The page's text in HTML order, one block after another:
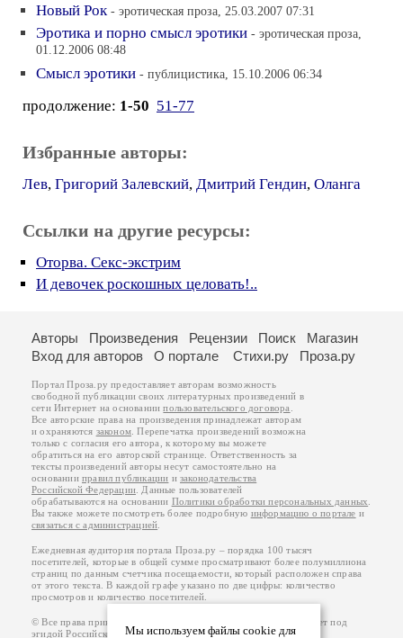
Новый Рок - эротическая проза, 25.03.2007 07:31
Эротика и порно смысл эротики - эротическая проза,
01.12.2006 08:48
Смысл эротики - публицистика, 15.10.2006 06:34
продолжение: 1-50 51-77
Избранные авторы:
Лев, Григорий Залевский, Дмитрий Гендин, Оланга
Ссылки на другие ресурсы:
Оторва. Секс-экстрим
И девочек роскошных целовать!..
Мы используем файлы cookie для
Авторы Произведения Рецензии Поиск
Магазин
Вход для авторов
О портале Стихи.ру Проза.ру
Портал Проза.ру предоставляет авторам возможность
свободной публикации своих литературных произведений в
сети Интернет на основаниипользовательского договора
Все авторские права на произведения принадлежат авторам
и охраняются законом . Перепечатка произведений возможна
только с согласия его автора, к которому вы можете
обратиться на его авторской странице. Ответственность за
тексты произведений авторы несут самостоятельно на
основанииправил публикации изаконодательства
Российской Федерации . Данные пользователей
обрабатываются на основании Политики обработки персональных данных
Вы также можете посмотреть более подробную информацию о портале и
связаться с администрацией
Ежедневная аудитория портала Проза.ру – порядка 100 тысяч
посетителей, которые в общей сумме просматривают более полумиллиона
страниц по данным счетчика посещаемости, который расположен справа
от этого текста. В каждой графе указано по две цифры: количество
просмотров и количество посетителей.
© Все права принадлежат авторам, 2000-2026. Портал работает под
эгидойРоссийского союза писателей.18+